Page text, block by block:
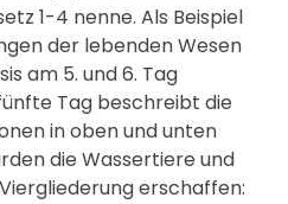
1-4 nenne. Als Beispiel
der lebenden Wesen
am 5. und 6. Tag
Tag beschreibt die
in oben und unten
die Wassertiere und
erschaffen: